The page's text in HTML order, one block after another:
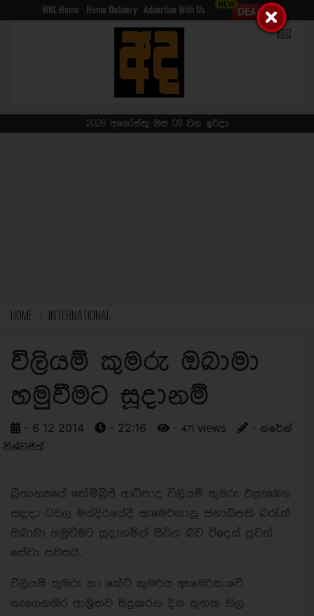
WNL Home Home Delivery Advertise With Us
2026 අගෝස්තු මස 09 වන ඉරිදා
HOME INTERNATIONAL
විලියම් කුමරු ඔබාමා
හමුවීමට සූදානම්
- 6 12 2014 - 22:16 - 471 views
- නරේන්
විශ්වජිත්
බ්‍රිතාන්‍යයේ කේම්බ්‍රිජ් ආධිපාද විලියම් කුමරු එළැඹෙන
සඳුදා ධවල මන්දිරයේදී ඇමෙරිකානු ජනාධිපති බරැක්
ඔබාමා හමුවීමට සූදානමින් සිටින බව විදෙස් පුවත්
සේවා පවසයි.
විලියම් කුමරු හා කේට් කුමරිය ඇමෙරිකාවේ
නැගෙනහිර ආශ්‍රිතව සිදුකරන දින තුනක නිල